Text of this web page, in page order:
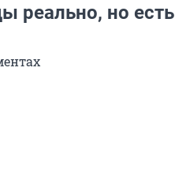
реально, но есть